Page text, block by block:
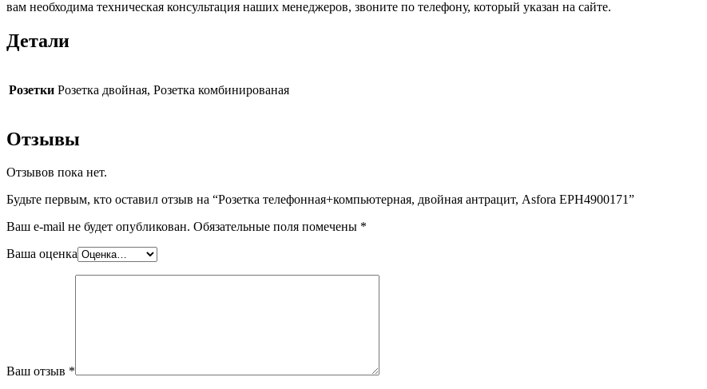
вам необходима техническая консультация наших менеджеров, звоните по телефону, который указан на сайте.
Детали
Розетки Розетка двойная, Розетка комбинированая
Отзывы
Отзывов пока нет.
Будьте первым, кто оставил отзыв на “Розетка телефонная+компьютерная, двойная антрацит, Asfora EPH4900171”
Ваш e-mail не будет опубликован. Обязательные поля помечены *
Ваша оценка
Ваш отзыв *